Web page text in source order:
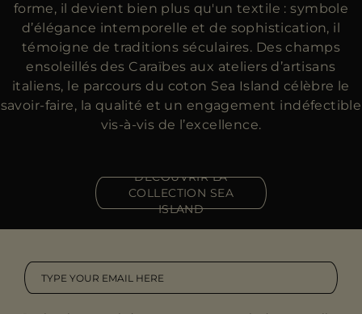
forme, il devient bien plus qu'un textile : symbole
d’élégance intemporelle et de sophistication, il
témoigne de traditions séculaires. Des champs
ensoleillés des Caraïbes aux ateliers d’artisans
italiens, le parcours du coton Sea Island célèbre le
savoir-faire, la qualité et un engagement indéfectible
vis-à-vis de l’excellence.
DÉCOUVRIR LA
COLLECTION SEA
ISLAND